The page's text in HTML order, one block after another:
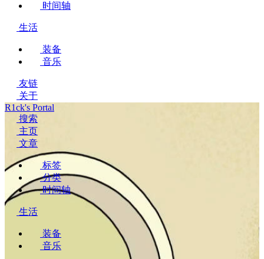
时间轴
生活
装备
音乐
友链
关于
R1ck's Portal
搜索
主页
文章
标签
分类
时间轴
生活
装备
音乐